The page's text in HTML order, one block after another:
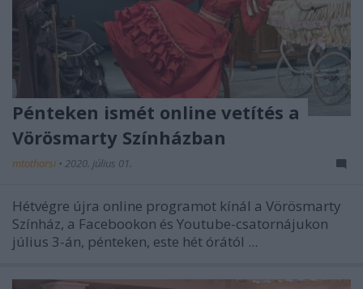
Pénteken ismét online vetítés a
Vörösmarty Színházban
mtothorsi • 2020. július 01.
Hétvégre újra online programot kínál a Vörösmarty
Színház, a Facebookon és Youtube-csatornájukon
július 3-án, pénteken, este hét órától ...